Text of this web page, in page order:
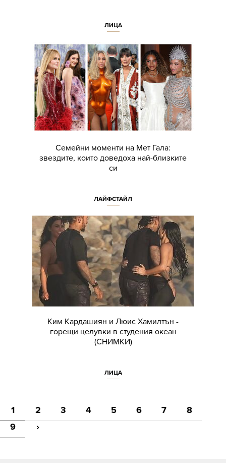
ЛИЦА
Семейни моменти на Мет Гала:
звездите, които доведоха най-близките
си
ЛАЙФСТАЙЛ
Ким Кардашиян и Люис Хамилтън -
горещи целувки в студения океан
(СНИМКИ)
ЛИЦА
1 2 3 4 5 6 7
8
9
›